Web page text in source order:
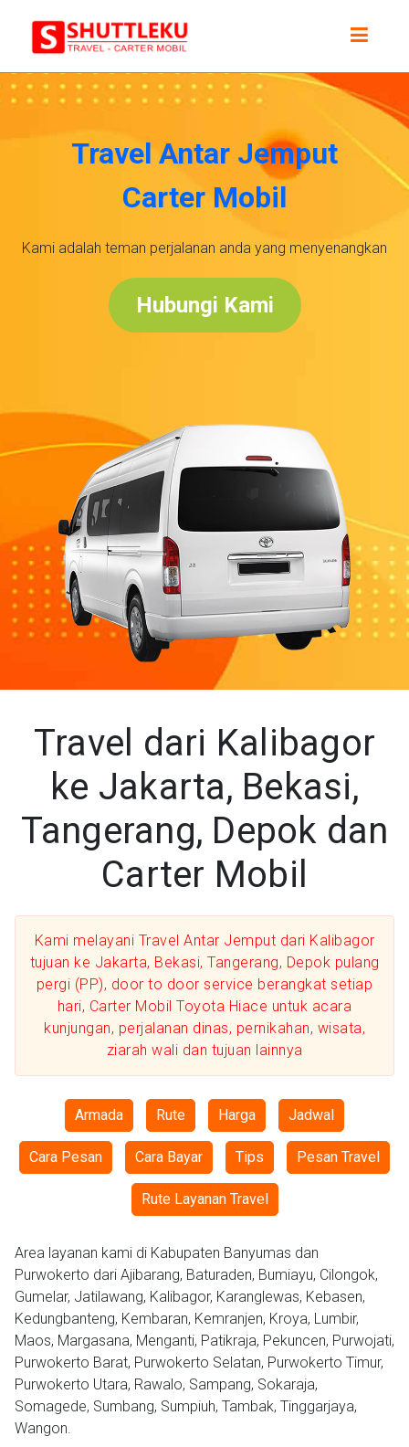
Travel Antar Jemput
Carter Mobil
Kami adalah teman perjalanan anda yang menyenangkan
Hubungi Kami
Travel dari Kalibagor
ke Jakarta, Bekasi,
Tangerang, Depok dan
Carter Mobil
Kami melayani Travel Antar Jemput dari Kalibagor
tujuan ke Jakarta, Bekasi, Tangerang, Depok pulang
pergi (PP), door to door service berangkat setiap
hari, Carter Mobil Toyota Hiace untuk acara
kunjungan, perjalanan dinas, pernikahan, wisata,
ziarah wali dan tujuan lainnya
Armada Rute Harga Jadwal
Cara Pesan Cara Bayar Tips Pesan Travel
Rute Layanan Travel
Area layanan kami di Kabupaten Banyumas dan
Purwokerto dari Ajibarang, Baturaden, Bumiayu, Cilongok,
Gumelar, Jatilawang, Kalibagor, Karanglewas, Kebasen,
Kedungbanteng, Kembaran, Kemranjen, Kroya, Lumbir,
Maos, Margasana, Menganti, Patikraja, Pekuncen, Purwojati,
Purwokerto Barat, Purwokerto Selatan, Purwokerto Timur,
Purwokerto Utara, Rawalo, Sampang, Sokaraja,
Somagede, Sumbang, Sumpiuh, Tambak, Tinggarjaya,
Wangon.